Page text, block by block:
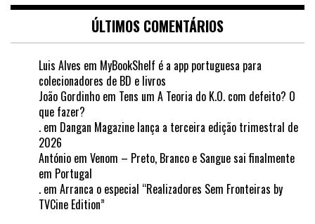
ÚLTIMOS COMENTÁRIOS
Luis Alves em MyBookShelf é a app portuguesa para
colecionadores de BD e livros
João Gordinho em Tens um A Teoria do K.O. com defeito? O
que fazer?
. em Dangan Magazine lança a terceira edição trimestral de
2026
António em Venom – Preto, Branco e Sangue sai finalmente
em Portugal
. em Arranca o especial “Realizadores Sem Fronteiras by
TVCine Edition”